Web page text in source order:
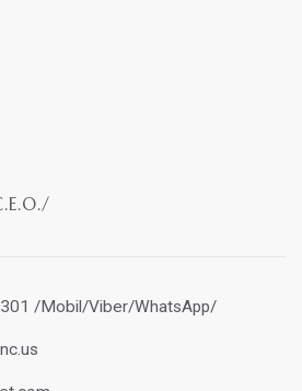
/Mobil/Viber/WhatsApp/